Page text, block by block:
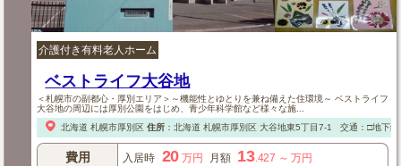
介護付き有料老人ホーム
ベストライフ大谷地
＜札幌市の副都心・厚別エリア＞～機能性とゆとりを兼ね備えた住環境～ ベストライフ
大谷地の周辺には厚別公園をはじめ、青少年科学館など様々な施...
北海道 札幌市厚別区 住所： 北海道 札幌市厚別区大谷地東5丁目7-1 交通：□地下
費用 入居時 20 万円 月額 13.427 ～万円